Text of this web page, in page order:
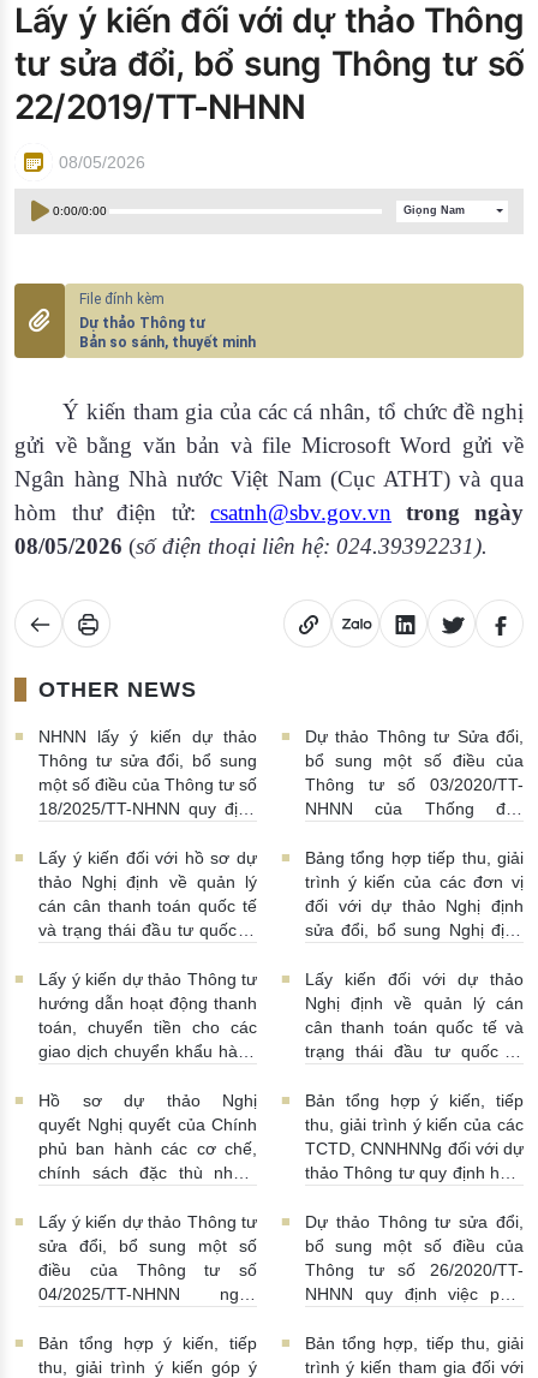
Đào tạo ISO
Lấy ý kiến đối với dự thảo Thông
tư sửa đổi, bổ sung Thông tư số
22/2019/TT-NHNN
08/05/2026
0:00/0:00 Giọng Nam
Dự thảo Thông tư
Bản so sánh, thuyết minh
Ý kiến tham gia của các cá nhân, tổ chức đề nghị
gửi về bằng văn bản và file Microsoft Word gửi về
Ngân hàng Nhà nước Việt Nam (Cục ATHT)và qua
hòm thư điện tử: csatnh@sbv.gov.vn
trong ngày
08/05/2026 (số điện thoại liên hệ: 024.39392231 ).
OTHER NEWS
NHNN lấy ý kiến dự thảo
Thông tư sửa đổi, bổ sung
một số điều của Thông tư số
18/2025/TT-NHNN quy định
sẻ thông tin của Hệ thống
thông tin phục vụ công tác
giám sát hoạt động QTDND
và tổ chức TCVM
Dự thảo Thông tư Sửa đổi,
bổ sung một số điều của
Thông tư số 03/2020/TT-
NHNN của Thống đốc
tiền của NHNN 03/08/2026 |
11:16:00
Lấy ý kiến đối với hồ sơ dự
thảo Nghị định về quản lý
cán cân thanh toán quốc tế
và trạng thái đầu tư quốc tế
10:00:00
Bảng tổng hợp tiếp thu, giải
trình ý kiến của các đơn vị
đối với dự thảo Nghị định
sửa đổi, bổ sung Nghị định
30/07/2026 | 09:09:00
Lấy ý kiến dự thảo Thông tư
hướng dẫn hoạt động thanh
toán, chuyển tiền cho các
giao dịch chuyển khẩu hàng
Lấy kiến đối với dự thảo
Nghị định về quản lý cán
cân thanh toán quốc tế và
trạng thái đầu tư quốc tế
15:00:00
Hồ sơ dự thảo Nghị
quyết Nghị quyết của Chính
phủ ban hành các cơ chế,
chính sách đặc thù nhằm
pháp luật về phòng, chống
rửa tiền nhằm đáp ứng yêu
cầu cấp bách trong thực
hiện cam kết quốc tế về trao
về thuế
22/07/2026 |
14:54:00
Bản tổng hợp ý kiến, tiếp
thu, giải trình ý kiến của các
TCTD, CNNHNNg đối với dự
thảo Thông tư quy định hoạt
nhận tiền gửi, mua, bán có
kỳ hạn GTCG giữa các
TCTD, CNNHNNg
20/07/2026 | 09:32:00
Lấy ý kiến dự thảo Thông tư
sửa đổi, bổ sung một số
điều của Thông tư số
04/2025/TT-NHNN ngày
định thời hạn lưu trữ hồ sơ,
tài liệu ngành Ngân hàng
Dự thảo Thông tư sửa đổi,
bổ sung một số điều của
Thông tư số 26/2020/TT-
NHNN quy định việc phát
của Ngân hàng Nhà nước
16/07/2026 | 09:41:00
Bản tổng hợp ý kiến, tiếp
thu, giải trình ý kiến góp ý
Bản tổng hợp, tiếp thu, giải
trình ý kiến tham gia đối với